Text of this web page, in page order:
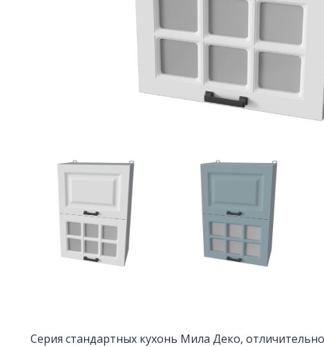
Серия стандартных кухонь Мила Деко,